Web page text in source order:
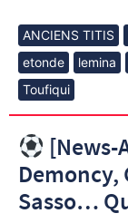
ANCIENS TITIS
etonde
lemina
Toufiqui
[News-
Demoncy,
Sasso…